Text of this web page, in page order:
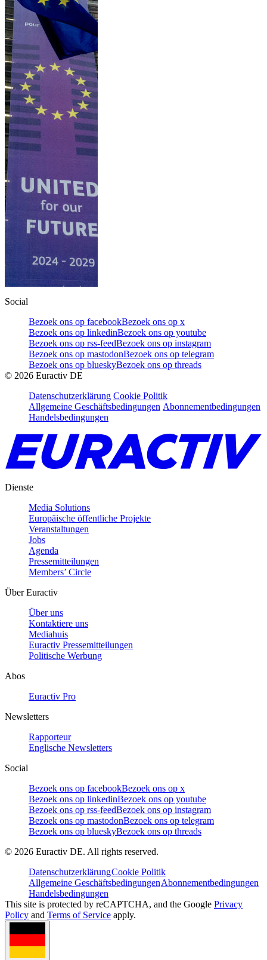
Social
Bezoek ons op facebookBezoek ons op x
Bezoek ons op linkedinBezoek ons op youtube
Bezoek ons op rss-feedBezoek ons op instagram
Bezoek ons op mastodonBezoek ons op telegram
Bezoek ons op blueskyBezoek ons op threads
© 2026 Euractiv DE
Datenschutzerklärung Cookie Politik
Allgemeine Geschäftsbedingungen Abonnementbedingungen
Handelsbedingungen
Dienste
Media Solutions
Europäische öffentliche Projekte
Veranstaltungen
Jobs
Agenda
Pressemitteilungen
Members’ Circle
Über Euractiv
Über uns
Kontaktiere uns
Mediahuis
Euractiv Pressemitteilungen
Politische Werbung
Abos
Euractiv Pro
Newsletters
Rapporteur
Englische Newsletters
Social
Bezoek ons op facebookBezoek ons op x
Bezoek ons op linkedinBezoek ons op youtube
Bezoek ons op rss-feedBezoek ons op instagram
Bezoek ons op mastodonBezoek ons op telegram
Bezoek ons op blueskyBezoek ons op threads
© 2026 Euractiv DE. All rights reserved.
DatenschutzerklärungCookie Politik
Allgemeine GeschäftsbedingungenAbonnementbedingungen
Handelsbedingungen
This site is protected by reCAPTCHA, and the Google Privacy
Policy and Terms of Service apply.